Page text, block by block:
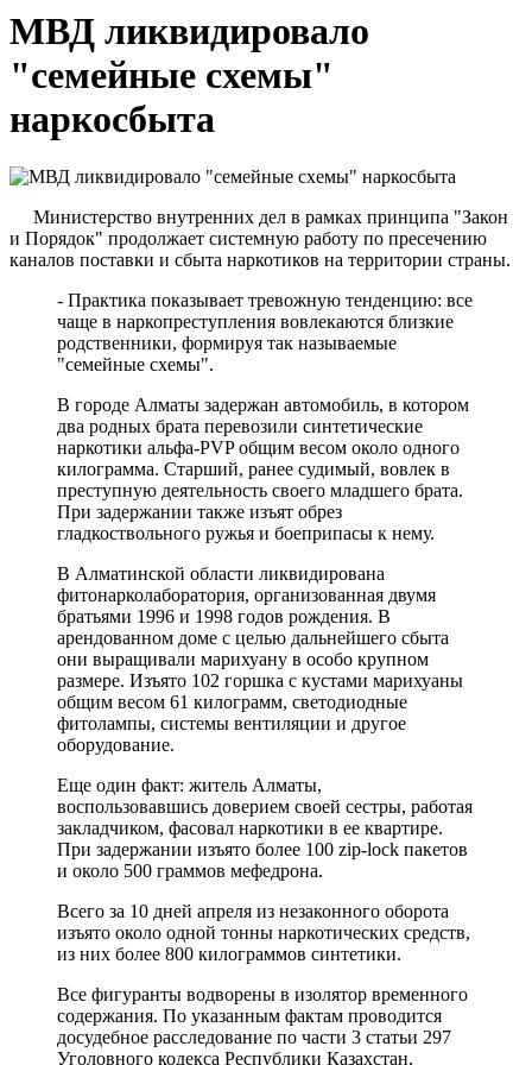
МВД ликвидировало
"семейные схемы"
наркосбыта
Министерство внутренних дел в рамках принципа "Закон
и Порядок" продолжает системную работу по пресечению
каналов поставки и сбыта наркотиков на территории страны.
- Практика показывает тревожную тенденцию: все
чаще в наркопреступления вовлекаются близкие
родственники, формируя так называемые
"семейные схемы".
В городе Алматы задержан автомобиль, в котором
два родных брата перевозили синтетические
наркотики альфа-PVP общим весом около одного
килограмма. Старший, ранее судимый, вовлек в
преступную деятельность своего младшего брата.
При задержании также изъят обрез
гладкоствольного ружья и боеприпасы к нему.
В Алматинской области ликвидирована
фитонарколаборатория, организованная двумя
братьями 1996 и 1998 годов рождения. В
арендованном доме с целью дальнейшего сбыта
они выращивали марихуану в особо крупном
размере. Изъято 102 горшка с кустами марихуаны
общим весом 61 килограмм, светодиодные
фитолампы, системы вентиляции и другое
оборудование.
Еще один факт: житель Алматы,
воспользовавшись доверием своей сестры, работая
закладчиком, фасовал наркотики в ее квартире.
При задержании изъято более 100 zip-lock пакетов
и около 500 граммов мефедрона.
Всего за 10 дней апреля из незаконного оборота
изъято около одной тонны наркотических средств,
из них более 800 килограммов синтетики.
Все фигуранты водворены в изолятор временного
содержания. По указанным фактам проводится
досудебное расследование по части 3 статьи 297
Уголовного кодекса Республики Казахстан,